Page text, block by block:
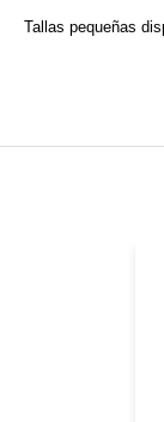
Tallas pequeñas